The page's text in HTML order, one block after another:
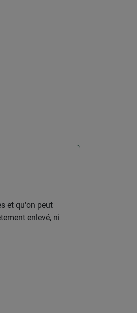
et qu'on peut
enlevé, ni